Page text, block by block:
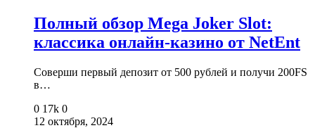
Полный обзор Mega Joker Slot:
классика онлайн-казино от NetEnt
Соверши первый депозит от 500 рублей и получи 200FS
в…
0 17k 0
12 октября, 2024